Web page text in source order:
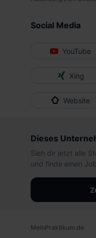
Informationen:
Social Media
YouTube
Xing
Website
Dieses
Sieh dir jetzt alle
und finde einen
MeinPraktikum.de